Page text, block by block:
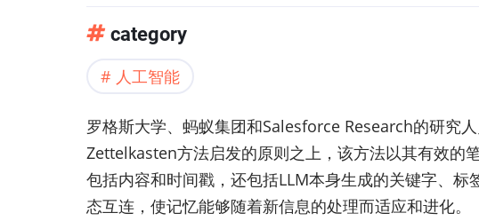
category
人工智能
罗格斯大学、蚂蚁集团和Salesforce Research的研究
Zettelkasten方法启发的原则之上，该方法以其有效的
包括内容和时间戳，还包括LLM本身生成的关键字、
态互连，使记忆能够随着新信息的处理而适应和进化。